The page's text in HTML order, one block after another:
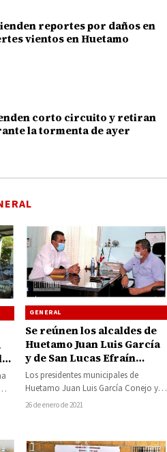
reportes por daños en
vientos en Huetamo
corto circuito y retiran
la tormenta de ayer
GENERAL
Se reúnen los alcaldes de
Huetamo Juan Luis García
y de San Lucas Efraín
Serrato
Los presidentes municipales de
Huetamo Juan Luis García Conejo y
de San Lucas Efraín Serrato Díaz,
26 de enero de 2021